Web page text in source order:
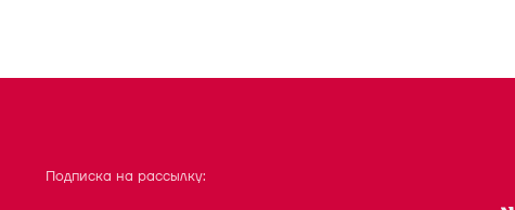
Подписка на рассылку: